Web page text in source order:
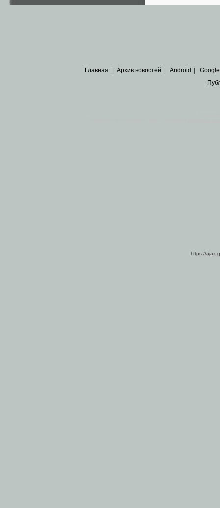
Главная Архив новостей Android Google
https://